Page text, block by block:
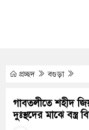
‘মতিউর’! সন্দেহজনক
অনুমোদনহীন দই,
প্রচ্ছদ বগুড়া
গাবতলীতে শহীদ
দুঃস্থদের মাঝে